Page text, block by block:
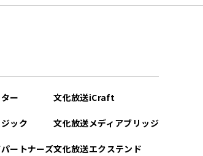
ー
ック
ートナーズ
文化放送iCraft
文化放送メディアブリッジ
文化放送エクステンド